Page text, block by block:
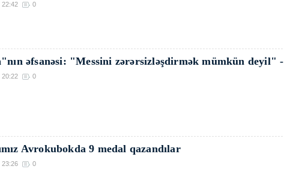
22:42 0
əfsanəsi: "Messini zərərsizləşdirmək mümkün deyil" -
20:22 0
Avrokubokda 9 medal qazandılar
23:26 0